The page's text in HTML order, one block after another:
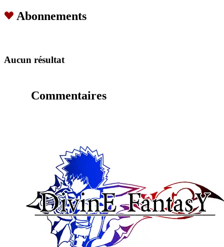
Abonnements
Aucun résultat
Commentaires